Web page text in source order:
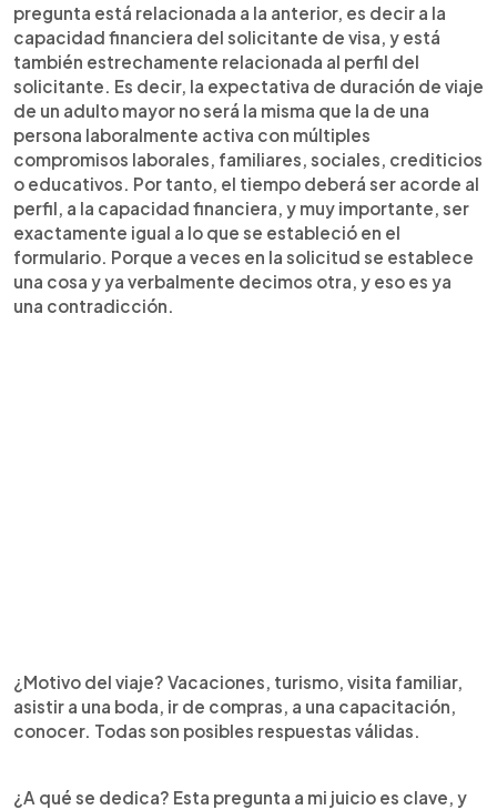
pregunta está relacionada a la anterior, es decir a la
capacidad financiera del solicitante de visa, y está
también estrechamente relacionada al perfil del
solicitante. Es decir, la expectativa de duración de viaje
de un adulto mayor no será la misma que la de una
persona laboralmente activa con múltiples
compromisos laborales, familiares, sociales, crediticios
o educativos. Por tanto, el tiempo deberá ser acorde al
perfil, a la capacidad financiera, y muy importante, ser
exactamente igual a lo que se estableció en el
formulario. Porque a veces en la solicitud se establece
una cosa y ya verbalmente decimos otra, y eso es ya
una contradicción.
¿Motivo del viaje? Vacaciones, turismo, visita familiar,
asistir a una boda, ir de compras, a una capacitación,
conocer. Todas son posibles respuestas válidas.
¿A qué se dedica? Esta pregunta a mi juicio es clave, y